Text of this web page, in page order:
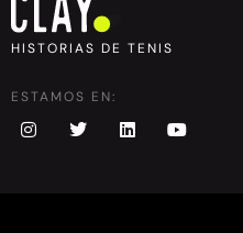
HISTORIAS DE TENIS
ESTAMOS EN: